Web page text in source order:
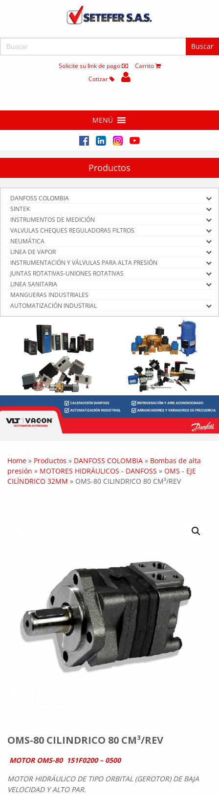
Buscar:
Solicite su link de pago
Carrito
Cotizar
MENÚ
Productos
DANFOSS COLOMBIA
SINTEK
INSTRUMENTOS DE MEDICIÓN
VALVULAS CHEQUES REGULADORAS FILTROS
NEUMÁTICA
LINEA DE VAPOR
INSTRUMENTACIÓN Y VÁLVULAS PARA ALTA PRESIÓN
JUNTAS ROTATIVAS-UNIONES ROTATIVAS
LINEA SANITARIA
MANGUERAS INDUSTRIALES
AUTOMATIZACIÓN INDUSTRIAL
Home » Productos » DANFOSS COLOMBIA » Bombas de alta
presión » MOTORES HIDRÁULICOS - DANFOSS » OMS - EJE
CILÍNDRICO 32MM » OMS-80 CILINDRICO 80 CM³/REV
OMS-80 CILINDRICO 80 CM³/REV
MOTOR OMS-80 151F0200 – 0500
MOTOR HIDRÁULICO DE TIPO ORBITAL (GEROTOR) DE BAJA
VELOCIDAD Y ALTO PAR.